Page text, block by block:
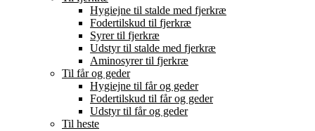
Hygiejne til stalde med fjerkræ
Fodertilskud til fjerkræ
Syrer til fjerkræ
Udstyr til stalde med fjerkræ
Aminosyrer til fjerkræ
Til får og geder
Hygiejne til får og geder
Fodertilskud til får og geder
Udstyr til får og geder
Til heste